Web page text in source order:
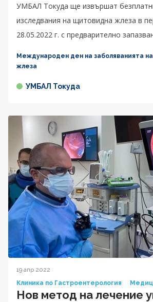
УМБАЛ Токуда ще извършат
изследвания на щитовидна жлеза в
28.05.2022 г. с предварително
Международен ден на заболяванията
жлеза
УМБАЛ Токуда
19 апр 2022
Клиника по Гастроентерология
Нов метод на лечение